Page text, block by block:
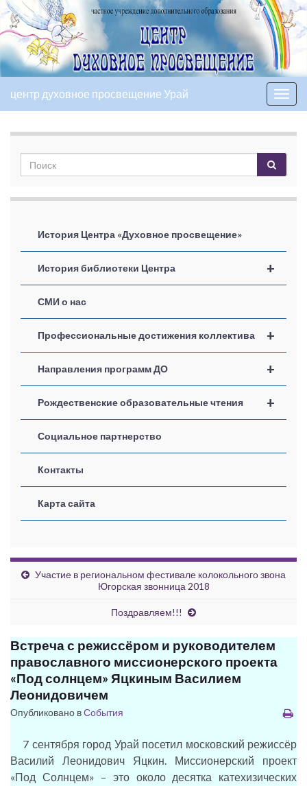
Вкл/
выкл
центр духовное просвещение Урай
История Центра «Духовное просвещение»
+
История библиотеки Центра
СМИ о нас
+
Профессиональные достижения коллектива
+
Направления программ ДО
+
Рождественские образовательные чтения
Социальное партнерство
Контакты
Карта сайта
Участие в региональном фестивале колокольного звона
Югорская звонница 2018
Поздравляем!!!
Встреча с режиссёром и руководителем
православного миссионерского проекта
«Под солнцем» Яцкиным Василием
Леонидовичем
Опубликовано вСобытия
7 сентября город Урай посетил московский режиссёр
Василий Леонидович Яцкин. Миссионерский проект
«Под Солнцем» – это около десятка катехизических